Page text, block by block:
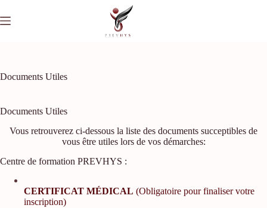
au
contenu
Documents Utiles
Documents Utiles
Vous retrouverez ci-dessous la liste des documents succeptibles de
vous être utiles lors de vos démarches:
Centre de formation PREVHYS :
CERTIFICAT MÉDICAL (Obligatoire pour finaliser votre
inscription)